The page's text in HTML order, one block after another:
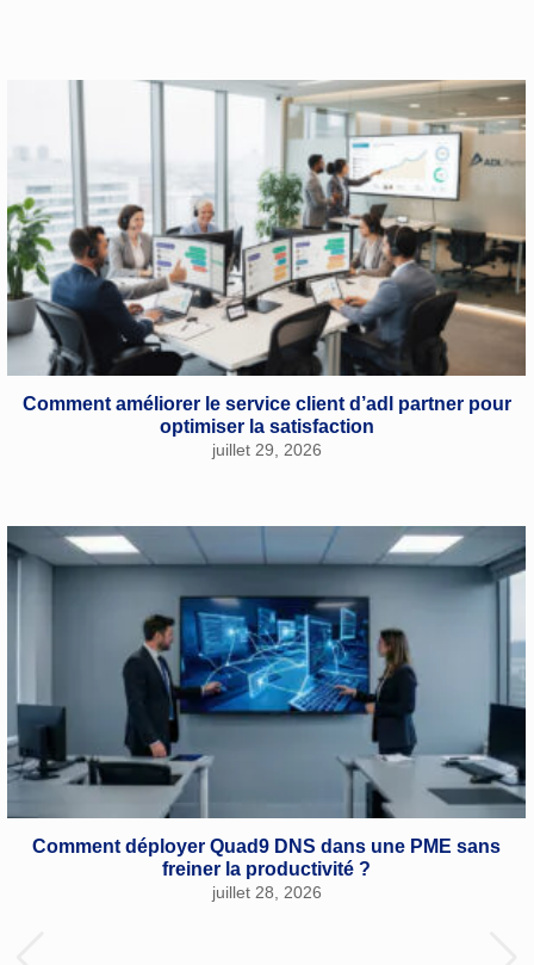
Comment améliorer le service client d’adl partner pour
optimiser la satisfaction
juillet 29, 2026
Comment déployer Quad9 DNS dans une PME sans
freiner la productivité ?
juillet 28, 2026